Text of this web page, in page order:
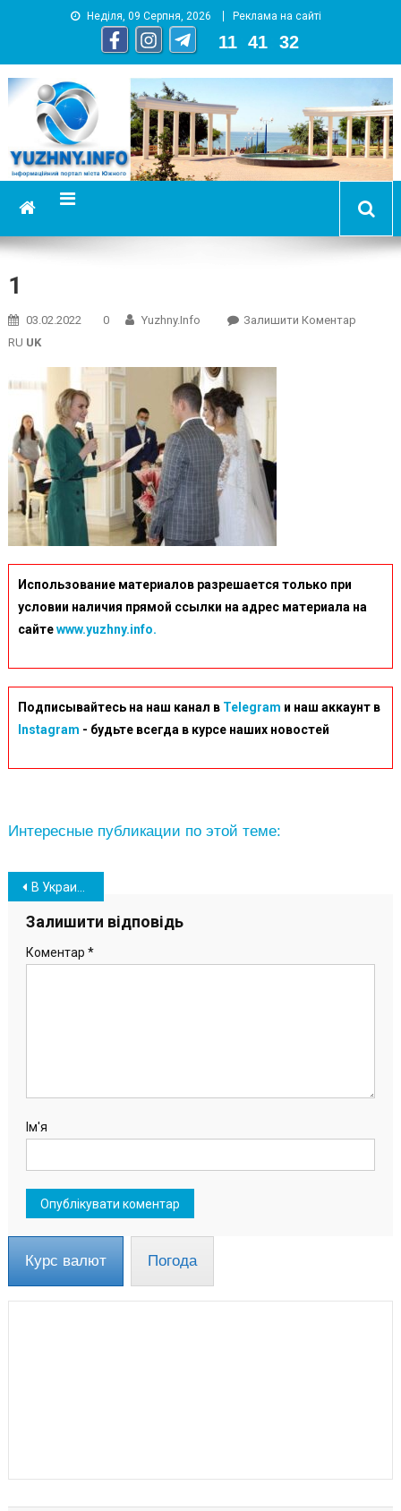
Неділя, 09 Серпня, 2026 Реклама на сайті
11 41 33
YUZHNY.INFO
информационный портал города Южный
1
03.02.2022 0 Yuzhny.info Залишити КоментарOn
RU UK
Использование материалов разрешается только при
условии наличия прямой ссылки на адрес материала на
сайтеwww.yuzhny.info.
Подписывайтесь на наш канал в Telegram и наш аккаунт в
Instagram - будьте всегда в курсе наших новостей
Интересные публикации по этой теме:
Навігація
записів
В Украине введут новый праздник: Кабмин согласовал указ Зеленского
Залишити відповідь
Коментар *
Ім'я
Курс валют Погода